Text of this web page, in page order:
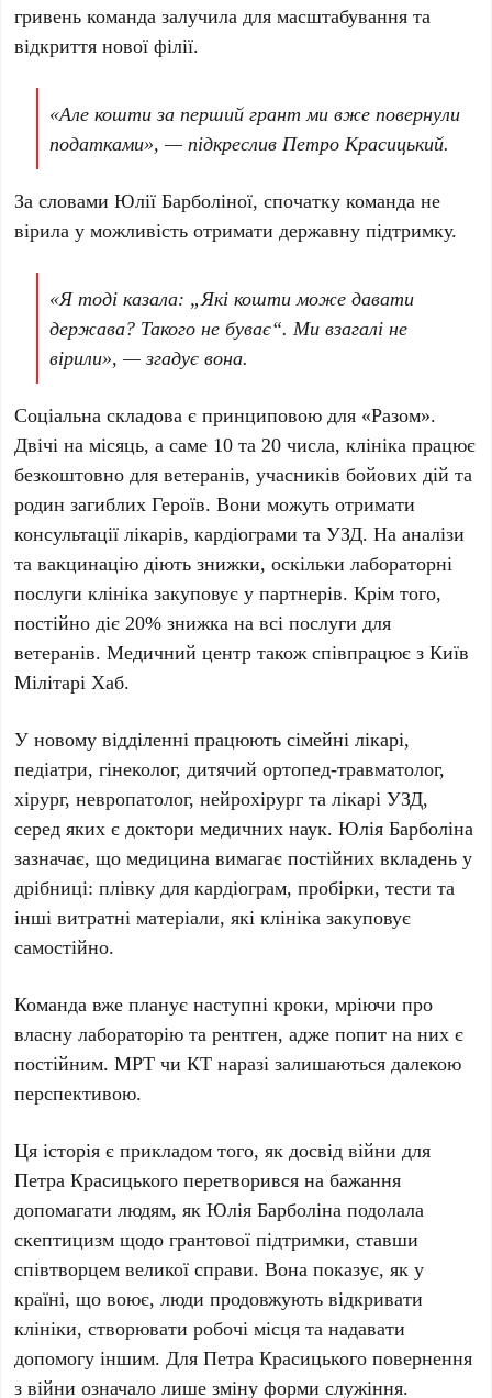
гривень команда залучила для масштабування та
відкриття нової філії.
«Але кошти за перший грант ми вже повернули
податками», — підкресливПетро Красицький.
За словамиЮлії Барболіної, спочатку команда не
вірила у можливість отримати державну підтримку.
«Я тоді казала: „Які кошти може давати
держава? Такого не буває“. Ми взагалі не
вірили», — згадує вона.
Соціальна складова є принциповою для «Разом».
Двічі на місяць, а саме 10 та 20 числа, клініка працює
безкоштовно для ветеранів, учасників бойових дій та
родин загиблих Героїв. Вони можуть отримати
консультації лікарів, кардіограми та УЗД. На аналізи
та вакцинацію діють знижки, оскільки лабораторні
послуги клініка закуповує у партнерів. Крім того,
постійно діє20% знижка на всі послуги для
ветеранів. Медичний центр також співпрацює зКиїв
Мілітарі Хаб.
У новому відділенні працюють сімейні лікарі,
педіатри, гінеколог, дитячий ортопед-травматолог,
хірург, невропатолог, нейрохірург та лікарі УЗД,
серед яких є доктори медичних наук.Юлія Барболіна
зазначає, що медицина вимагає постійних вкладень у
дрібниці: плівку для кардіограм, пробірки, тести та
інші витратні матеріали, які клініка закуповує
самостійно.
Команда вже планує наступні кроки, мріючи про
власну лабораторію та рентген, адже попит на них є
постійним. МРТ чи КТ наразі залишаються далекою
перспективою.
Ця історія є прикладом того, як досвід війни для
Петра Красицького перетворився на бажання
допомагати людям, якЮлія Барболіна подолала
скептицизм щодо грантової підтримки, ставши
співтворцем великої справи. Вона показує, як у
країні, що воює, люди продовжують відкривати
клініки, створювати робочі місця та надавати
допомогу іншим. ДляПетра Красицького повернення
з війни означало лише зміну форми служіння.